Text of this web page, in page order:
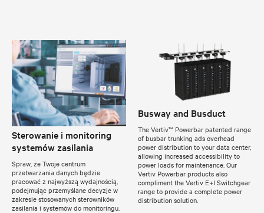
Sterowanie i monitoring
systemów zasilania
Spraw, że Twoje centrum
przetwarzania danych będzie
pracować z najwyższą wydajnością,
podejmując przemyślane decyzje w
zakresie stosowanych sterowników
zasilania i systemów do monitoringu.
Busway and Busduct
The Vertiv™ Powerbar patented range
of busbar trunking ads overhead
power distribution to your data center,
allowing increased accessibility to
power loads for maintenance. Our
Vertiv Powerbar products also
compliment the Vertiv E+I Switchgear
range to provide a complete power
distribution solution.